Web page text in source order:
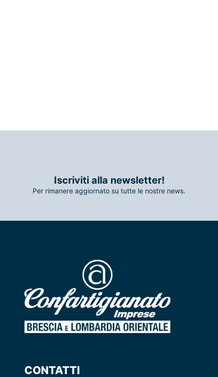
Iscriviti alla newsletter!
Per rimanere aggiornato su tutte le nostre news.
CONTATTI